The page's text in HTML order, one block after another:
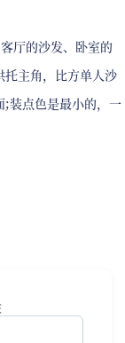
厅的沙发、卧室的
主角，比方单人沙
;装点色是最小的，一